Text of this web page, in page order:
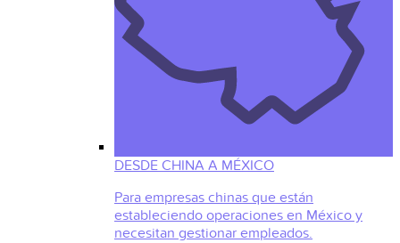
DESDE CHINA A MÉXICO
Para empresas chinas que están
estableciendo operaciones en México y
necesitan gestionar empleados.